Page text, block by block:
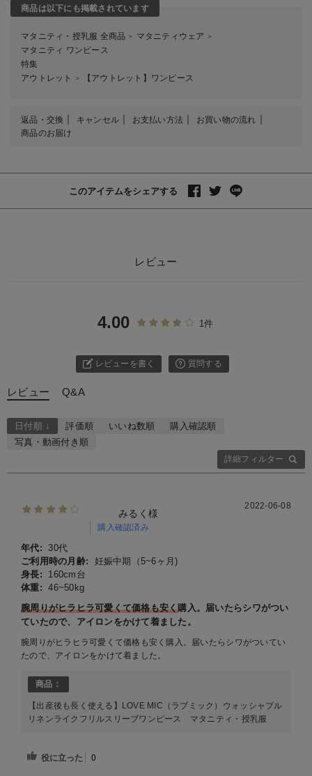
商品は以下にも掲載されています
マタニティ・授乳服 全商品 ＞ マタニティウェア ＞
マタニティ ワンピース
特集
アウトレット
＞ 【アウトレット】ワンピース
返品・交換 キャンセル お支払い方法
お買い物の流れ
商品のお届け
このアイテムをシェアする
レビュー
4.00 1件
レビューを書く 質問する
レビュー Q&A
詳細フィルター
日付順 ↓ 評価順 いいね数順
購入確認順
写真・動画付き順
みるく様
購入確認済み
2022-06-08
年代:
30代
ご利用時の月齢:
妊娠中期（5~6ヶ月)
身長:
160cm台
体重: 46~50kg
腕周りがヒラヒラ可愛くて価格も安く購入。届いたらシワがつい
ていたので、アイロンをかけて着ました。
腕周りがヒラヒラ可愛くて価格も安く購入。届いたらシワがついてい
たので、アイロンをかけて着ました。
商品：
【出産後も長く使える】LOVE MIC（ラブミック）ウォッシャブル
リネンライクフリルスリーブワンピース マタニティ・授乳服
役に立った 0